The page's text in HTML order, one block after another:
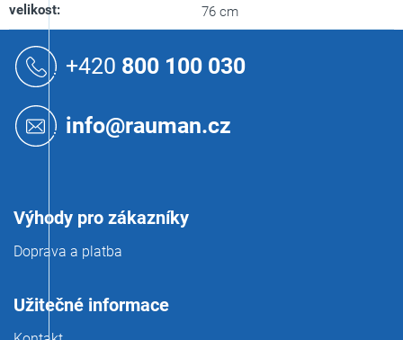
velikost: 76 cm
+420 800 100 030
info@rauman.cz
Výhody pro zákazníky
Doprava a platba
Užitečné informace